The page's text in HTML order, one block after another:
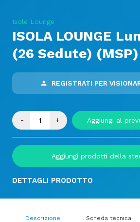
Isole Lounge
ISOLA LOUNGE
(26 Sedute) (MSP)
REGISTRATI PER
- + Aggiungi al
Aggiungi prodotti della
DETTAGLI PRODOTTO
Descrizione Scheda tecnica